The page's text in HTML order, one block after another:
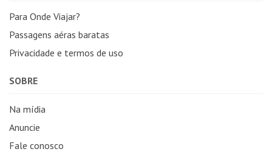
Para Onde Viajar?
Passagens aéras baratas
Privacidade e termos de uso
SOBRE
Na mídia
Anuncie
Fale conosco